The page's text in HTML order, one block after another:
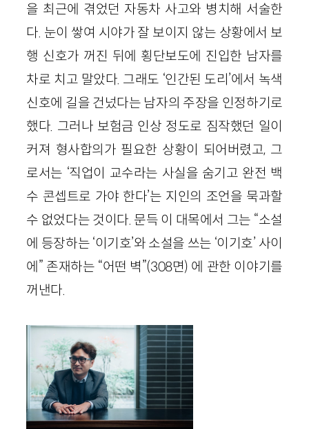
을 최근에 겪었던 자동차 사고와 병치해 서술한
다. 눈이 쌓여 시야가 잘 보이지 않는 상황에서 보
행 신호가 꺼진 뒤에 횡단보도에 진입한 남자를
차로 치고 말았다. 그래도 ‘인간된 도리’에서 녹색
신호에 길을 건넜다는 남자의 주장을 인정하기로
했다. 그러나 보험금 인상 정도로 짐작했던 일이
커져 형사합의가 필요한 상황이 되어버렸고, 그
로서는 ‘직업이 교수라는 사실을 숨기고 완전 백
수 콘셉트로 가야 한다’는 지인의 조언을 묵과할
수 없었다는 것이다. 문득 이 대목에서 그는 “소설
에 등장하는 ‘이기호’와 소설을 쓰는 ‘이기호’ 사이
에” 존재하는 “어떤 벽”(308면) 에 관한 이야기를
꺼낸다.